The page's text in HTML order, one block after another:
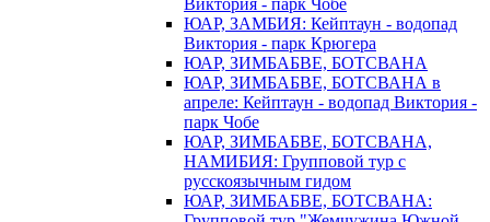
Виктория - парк Чобе
ЮАР, ЗАМБИЯ: Кейптаун - водопад
Виктория - парк Крюгера
ЮАР, ЗИМБАБВЕ, БОТСВАНА
ЮАР, ЗИМБАБВЕ, БОТСВАНА в
апреле: Кейптаун - водопад Виктория -
парк Чобе
ЮАР, ЗИМБАБВЕ, БОТСВАНА,
НАМИБИЯ: Групповой тур с
русскоязычным гидом
ЮАР, ЗИМБАБВЕ, БОТСВАНА: